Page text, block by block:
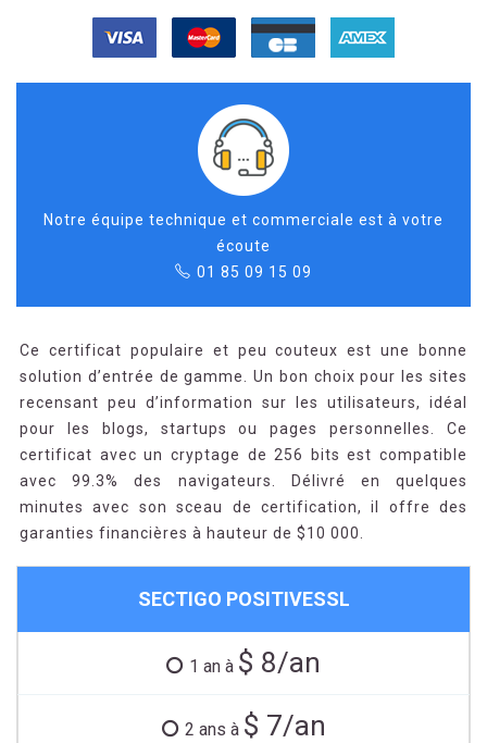
Notre équipe technique et commerciale est à votre
écoute
01 85 09 15 09
Ce certificat populaire et peu couteux est une bonne
solution d’entrée de gamme. Un bon choix pour les sites
recensant peu d’information sur les utilisateurs, idéal
pour les blogs, startups ou pages personnelles. Ce
certificat avec un cryptage de 256 bits est compatible
avec 99.3% des navigateurs. Délivré en quelques
minutes avec son sceau de certification, il offre des
garanties financières à hauteur de $10 000.
SECTIGO POSITIVESSL
1 an à $ 8/an
2 ans à $ 7/an